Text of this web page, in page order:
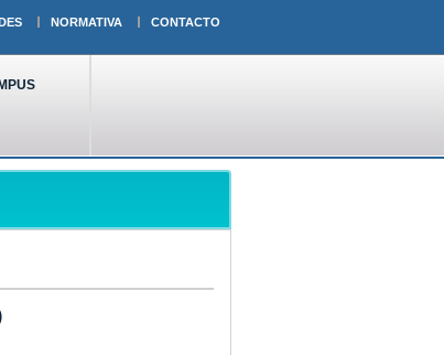
NORMATIVA CONTACTO